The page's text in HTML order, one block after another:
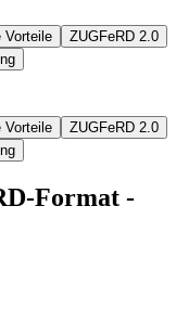
Vorteile
ZUGFeRD 2.0
Vorteile
ZUGFeRD 2.0
Format -